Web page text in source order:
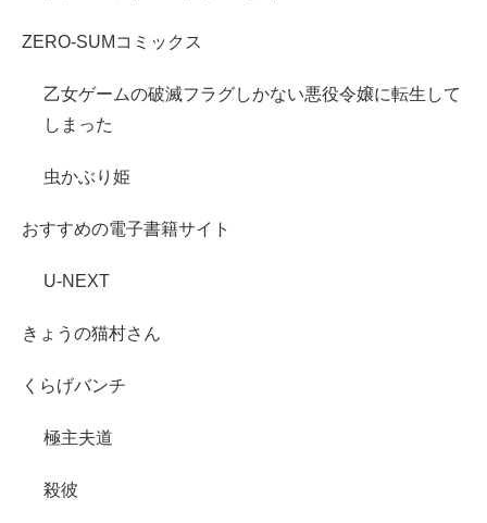
ZERO-SUMコミックス
乙女ゲームの破滅フラグしかない悪役令嬢に転生して
しまった
虫かぶり姫
おすすめの電子書籍サイト
U-NEXT
きょうの猫村さん
くらげバンチ
極主夫道
殺彼